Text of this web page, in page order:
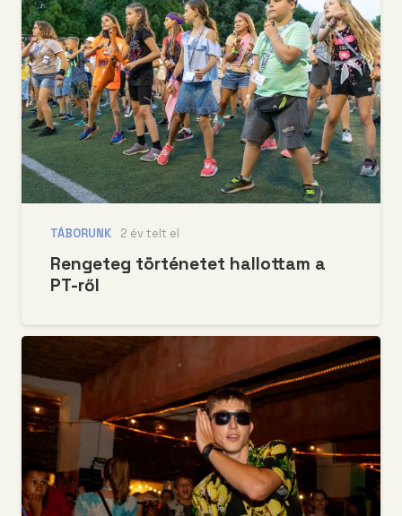
TÁBORUNK 2 év telt el
Rengeteg történetet hallottam a
PT-ről